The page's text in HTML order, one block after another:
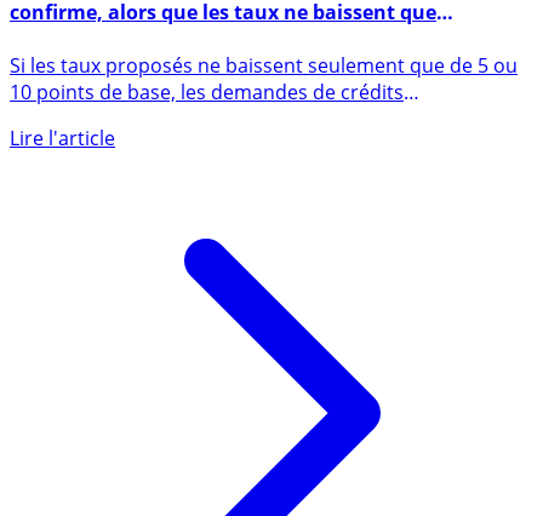
confirme, alors que les taux ne baissent que
faiblement
Si les taux proposés ne baissent seulement que de 5 ou
10 points de base, les demandes de crédits